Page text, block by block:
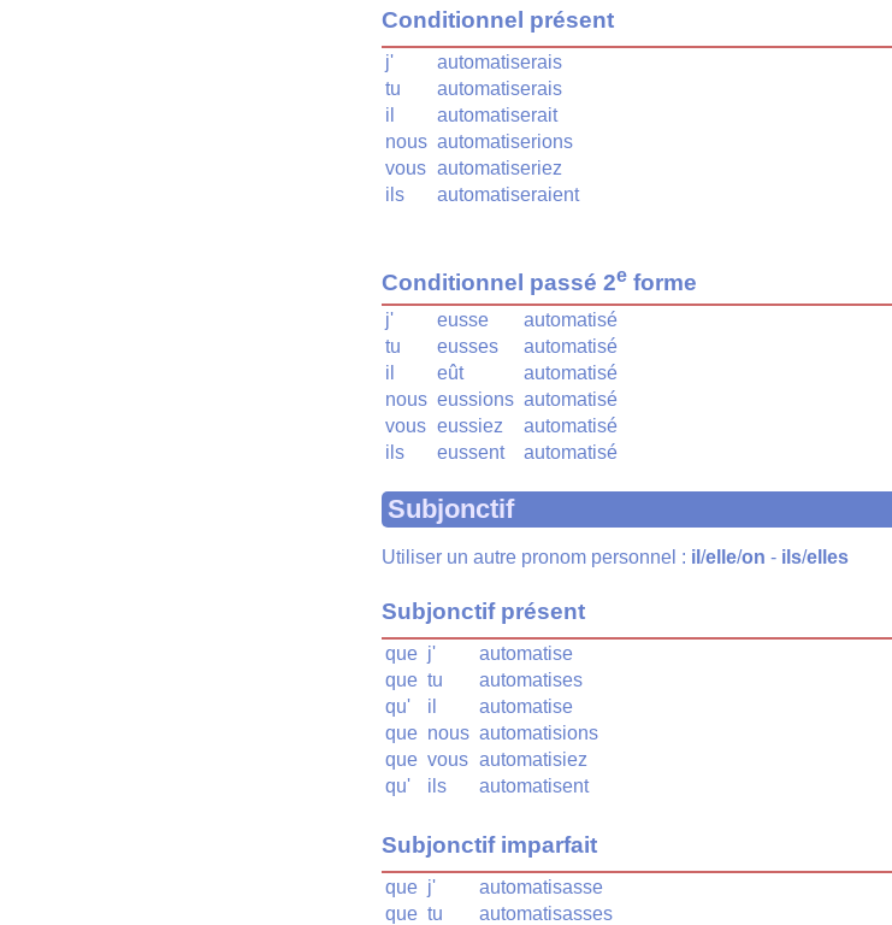
Conditionnel présent
j'
automatiserais
tu
automatiserais
il
automatiserait
nous automatiserions
vous automatiseriez
ils
automatiseraient
Conditionnel passé 2e forme
j' eusse
automatisé
tu
eusses
automatisé
il
eût
automatisé
nous eussions automatisé
vous eussiez
automatisé
ils
eussent automatisé
Subjonctif
Utiliser un autre pronom personnel : il /elle/on - ils/elles
Subjonctif présent
que j'
automatise
que tu
automatises
qu'
il
automatise
que nous automatisions
que vous automatisiez
qu'
ils automatisent
Subjonctif imparfait
que j'
automatisasse
que tu
automatisasses